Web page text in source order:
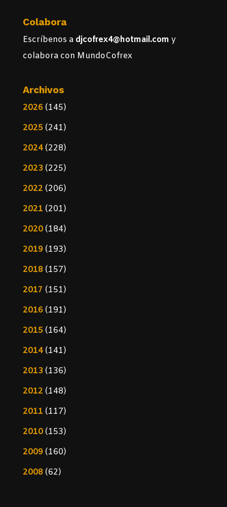
Colabora
Escríbenos a djcofrex4@hotmail.com y
colabora con MundoCofrex
Archivos
2026(145)
2025(241)
2024(228)
2023(225)
2022 (206)
2021 (201)
2020(184)
2019(193)
2018(157)
2017 (151)
2016(191)
2015(164)
2014(141)
2013(136)
2012 (148)
2011 (117)
2010(153)
2009(160)
2008(62)